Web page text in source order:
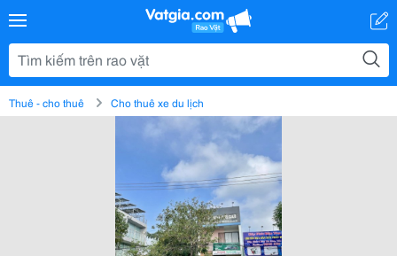
Thuê - cho thuê Cho thuê xe du lịch